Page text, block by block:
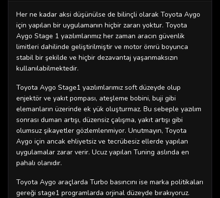
Her ne kadar aksi düşünülse de bilinçli olarak Toyota Aygo
için yapılan bir uygulamanın hiçbir zararı yoktur. Toyota
Aygo Stage 1 yazılımlarımız her zaman aracın güvenlik
limitleri dahilinde geliştirilmiştir ve motor ömrü boyunca
stabil bir şekilde ve hiçbir dezavantaj yaşanmaksızın
kullanılabilmektedir.
Toyota Aygo Stage1 yazılımlarımız soft düzeyde olup
enjektör ve yakıt pompası, ateşleme bobini, buji gibi
elemanların üzerinde ek yük oluşturmaz. Bu sebeple yazılım
sonrası duman artışı, düzensiz çalışma, yakıt artışı gibi
olumsuz şikayetler gözlemlenmiyor. Unutmayın, Toyota
Aygo için ancak ehliyetsiz ve tecrübesiz ellerde yapılan
uygulamalar zarar verir. Ucuz yapılan Tuning aslında en
pahalı olanıdır.
Toyota Aygo araçlarda Turbo basıncını ise marka politikaları
gereği stage1 programlarda orjinal düzeyde bırakıyoruz.